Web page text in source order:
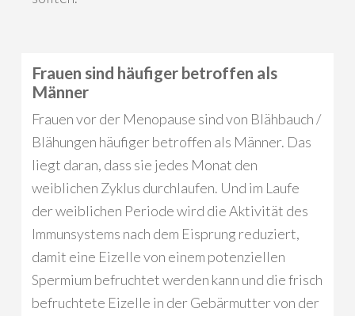
Frauen sind häufiger betroffen als
Männer
Frauen vor der Menopause sind von Blähbauch /
Blähungen häufiger betroffen als Männer. Das
liegt daran, dass sie jedes Monat den
weiblichen Zyklus durchlaufen. Und im Laufe
der weiblichen Periode wird die Aktivität des
Immunsystems nach dem Eisprung reduziert,
damit eine Eizelle von einem potenziellen
Spermium befruchtet werden kann und die frisch
befruchtete Eizelle in der Gebärmutter von der